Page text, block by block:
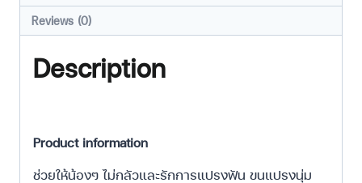
Reviews (0)
Description
Product information
ช่วยให้น้องๆ ไม่กลัวและรักการแปรงฟัน ขนแปรงนุ่ม